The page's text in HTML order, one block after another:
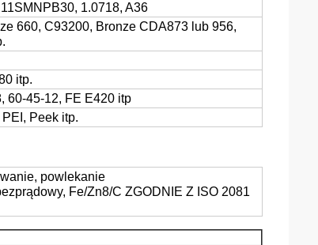
1.0718, A36
660, C93200, Bronze CDA873 lub 956,
itp.
60-45-12, FE E420 itp
Peek itp.
powlekanie
Fe/Zn8/C ZGODNIE Z ISO 2081